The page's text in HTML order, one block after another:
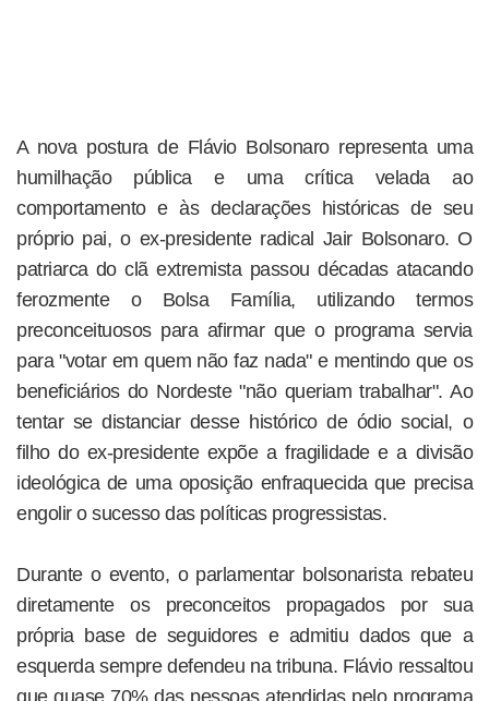
A nova postura de Flávio Bolsonaro representa uma
humilhação pública e uma crítica velada ao
comportamento e às declarações históricas de seu
próprio pai, o ex-presidente radical Jair Bolsonaro. O
patriarca do clã extremista passou décadas atacando
ferozmente o Bolsa Família, utilizando termos
preconceituosos para afirmar que o programa servia
para "votar em quem não faz nada" e mentindo que os
beneficiários do Nordeste "não queriam trabalhar". Ao
tentar se distanciar desse histórico de ódio social, o
filho do ex-presidente expõe a fragilidade e a divisão
ideológica de uma oposição enfraquecida que precisa
engolir o sucesso das políticas progressistas.
Durante o evento, o parlamentar bolsonarista rebateu
diretamente os preconceitos propagados por sua
própria base de seguidores e admitiu dados que a
esquerda sempre defendeu na tribuna. Flávio ressaltou
que quase 70% das pessoas atendidas pelo programa